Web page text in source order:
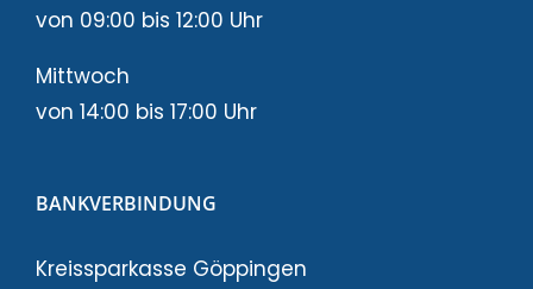
von 09:00 bis 12:00 Uhr
Mittwoch
von 14:00 bis 17:00 Uhr
BANKVERBINDUNG
Kreissparkasse Göppingen